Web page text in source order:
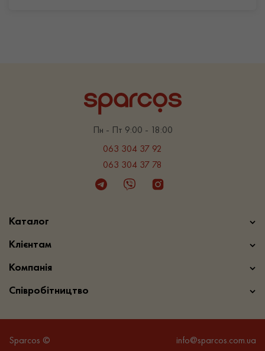
Пн - Пт 9:00 - 18:00
063 304 37 92
063 304 37 78
TelegramViber Instagram
Каталог
Клієнтам
Компанія
Співробітництво
Sparcos © info@sparcos.com.ua